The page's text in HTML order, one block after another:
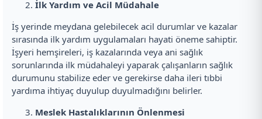
İlk Yardım ve Acil Müdahale
İş yerinde meydana gelebilecek acil durumlar ve kazalar
sırasında ilk yardım uygulamaları hayati öneme sahiptir.
İşyeri hemşireleri, iş kazalarında veya ani sağlık
sorunlarında ilk müdahaleyi yaparak çalışanların sağlık
durumunu stabilize eder ve gerekirse daha ileri tıbbi
yardıma ihtiyaç duyulup duyulmadığını belirler.
Meslek Hastalıklarının Önlenmesi